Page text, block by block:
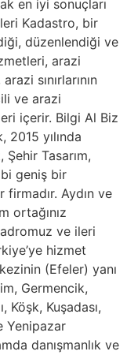
en iyi sonuçları
Kadastro, bir
düzenlendiği ve
arazi
sınırlarının
ve arazi
içerir. Bilgi Al Biz
2015 yılında
Tasarım,
geniş bir
Aydın ve
ortağınız
ve ileri
hizmet
(Efeler) yanı
Germencik,
Köşk, Kuşadası,
Yenipazar
danışmanlık ve